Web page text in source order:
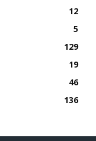
12
5
129
19
46
136